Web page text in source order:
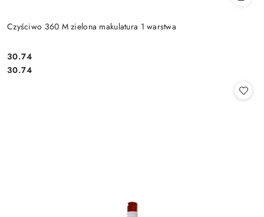
Czyściwo 360 M zielona makulatura 1 warstwa
Cena:
30.74
Cena:
30.74